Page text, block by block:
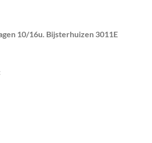
10/16u. Bijsterhuizen 3011E